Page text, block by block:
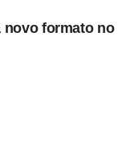
novo formato no